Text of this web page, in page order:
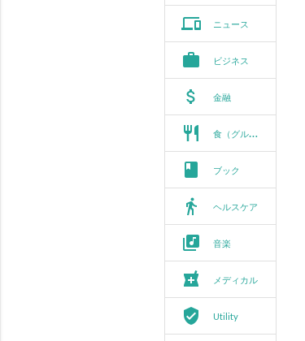
phonelink ニュース
work ビジネス
attach_money 金融
restaurant 食（グルメ）
book ブック
directions_walk ヘルスケア
library_music 音楽
local_pharmacy メディカル
verified_user Utility